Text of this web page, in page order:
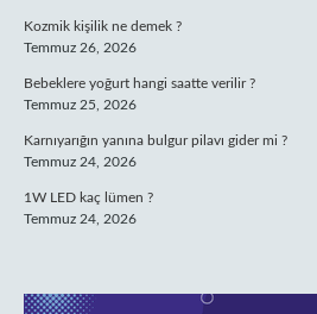
Kozmik kişilik ne demek ?
Temmuz 26, 2026
Bebeklere yoğurt hangi saatte verilir ?
Temmuz 25, 2026
Karnıyarığın yanına bulgur pilavı gider mi ?
Temmuz 24, 2026
1W LED kaç lümen ?
Temmuz 24, 2026